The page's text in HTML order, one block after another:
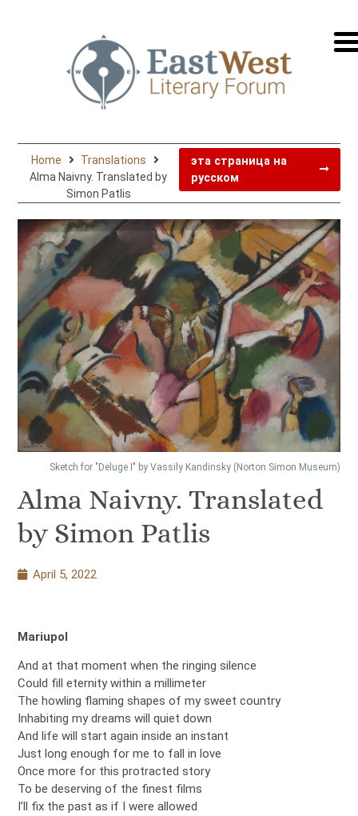
на
Home
Translations
Alma Naivny. Translated by
Simon Patlis
эта страница на
русском
Sketch for "Deluge I" by Vassily Kandinsky (Norton Simon Museum)
Alma Naivny. Translated
by Simon Patlis
April 5, 2022
Mariupol
And at that moment when the ringing silence
Could fill eternity within a millimeter
The howling flaming shapes of my sweet country
Inhabiting my dreams will quiet down
And life will start again inside an instant
Just long enough for me to fall in love
Once more for this protracted story
To be deserving of the finest films
I’ll fix the past as if I were allowed